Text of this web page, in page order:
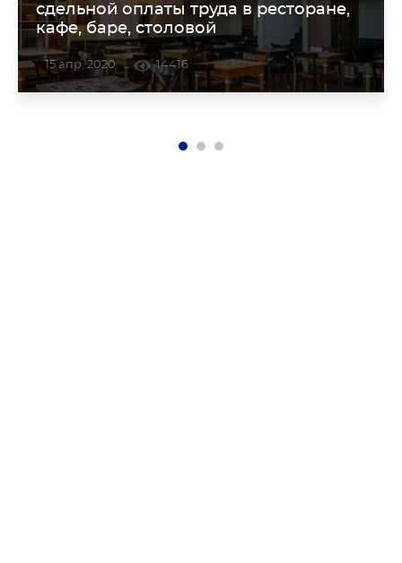
сдельной оплаты труда в ресторане,
кафе, баре, столовой
15 апр. 2020 14416